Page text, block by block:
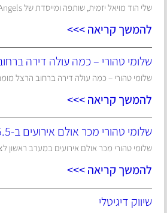
שלי הוד מויאל יזמית, שותפה ומייסדת של iAngels ושל קרן
להמשך קריאה >>>
שלומי טהורי – כמה עולה דירה
שלומי טהורי – כמה עולה דירה ברחוב הרצל
להמשך קריאה >>>
שלומי טהורי מכר אולם אירועים ב-5.5 מיליון שקל
שלומי טהורי מכר אולם אירועים במערב ראשון לציון ב-5.5
להמשך קריאה >>>
שיווק דיגיטלי